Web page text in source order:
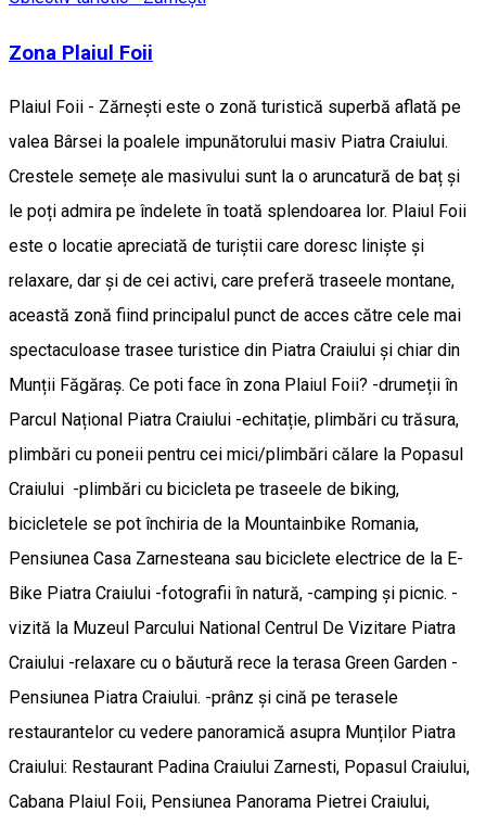
Zona Plaiul Foii
Plaiul Foii - Zărneşti este o zonă turistică superbă aflată pe
valea Bârsei la poalele impunătorului masiv Piatra Craiului.
Crestele semețe ale masivului sunt la o aruncatură de baț şi
le poți admira pe îndelete în toată splendoarea lor. Plaiul Foii
este o locatie apreciată de turiştii care doresc linişte şi
relaxare, dar şi de cei activi, care preferă traseele montane,
această zonă fiind principalul punct de acces către cele mai
spectaculoase trasee turistice din Piatra Craiului şi chiar din
Munții Făgăraş. Ce poti face în zona Plaiul Foii? -drumeții în
Parcul Național Piatra Craiului -echitație, plimbări cu trăsura,
plimbări cu poneii pentru cei mici/plimbări călare la Popasul
Craiului -plimbări cu bicicleta pe traseele de biking,
bicicletele se pot închiria de la Mountainbike Romania,
Pensiunea Casa Zarnesteana sau biciclete electrice de la E-
Bike Piatra Craiului -fotografii în natură, -camping şi picnic. -
vizită la Muzeul Parcului National Centrul De Vizitare Piatra
Craiului -relaxare cu o băutură rece la terasa Green Garden -
Pensiunea Piatra Craiului. -prânz şi cină pe terasele
restaurantelor cu vedere panoramică asupra Munților Piatra
Craiului: Restaurant Padina Craiului Zarnesti, Popasul Craiului,
Cabana Plaiul Foii, Pensiunea Panorama Pietrei Craiului,